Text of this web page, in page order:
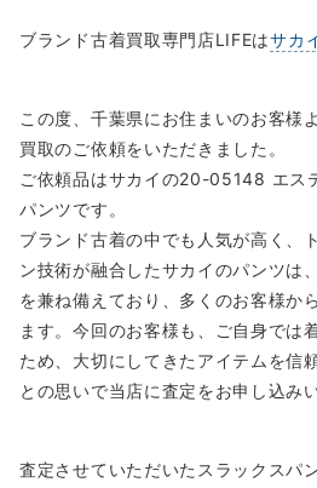
ブランド古着買取専門店LIFEはサカ
この度、千葉県にお住まいのお客様
買取のご依頼をいただきました。
ご依頼品はサカイの20-05148 エス
パンツです。
ブランド古着の中でも人気が高く、
ン技術が融合したサカイのパンツは
を兼ね備えており、多くのお客様か
ます。今回のお客様も、ご自身では
ため、大切にしてきたアイテムを信
との思いで当店に査定をお申し込み
査定させていただいたスラックスパ